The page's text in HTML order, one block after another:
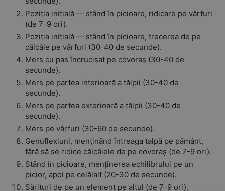
Poziția inițială — stând în picioare, ridicare pe vârfuri
(de 7-9 ori).
Poziția inițială — stând în picioare, trecerea de pe
călcâie pe vârfuri (30-40 de secunde).
Mers cu pas încrucișat pe covoraș (30-40 de
secunde).
Mers pe partea interioară a tălpii (30-40 de
secunde).
Mers pe partea exterioară a tălpii (30-40 de
secunde).
Mers pe vârfuri (30-60 de secunde).
Genuflexiuni, menținând întreaga talpă pe pământ,
fără să se ridice călcâiele de pe covoraș (de 7-9 ori).
Stând în picioare, menținerea echilibrului pe un
picior, apoi pe celălalt (20-30 de secunde).
Sărituri de pe un element pe altul (de 7-9 ori).